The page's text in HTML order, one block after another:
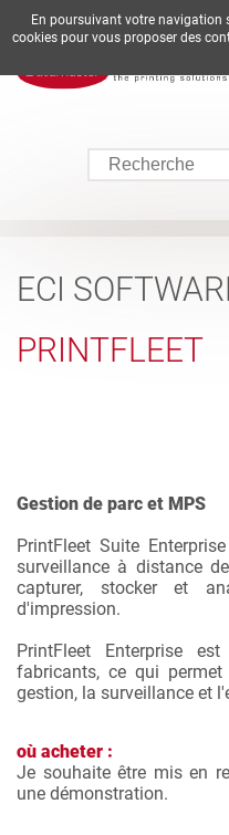
ECI
PRINTFLEET
Gestion de parc et MPS
PrintFleet Suite
surveillance à distance
capturer, stocker et
d'impression.
PrintFleet Enterprise
fabricants, ce qui
gestion, la surveillance et
où acheter :
Je souhaite être mis en
une démonstration.
En poursuivant votre navigation
cookies pour vous proposer des